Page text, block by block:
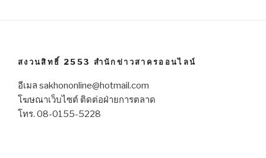
สงวนสิทธิ์ 2553 สำนักข่าวสาครออนไลน์
อีเมล sakhononline@hotmail.com
โฆษณาเว็บไซต์ ติดต่อฝ่ายการตลาด
โทร. 08-0155-5228